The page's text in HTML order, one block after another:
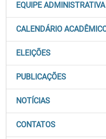
EQUIPE ADMINISTRATIVA
CALENDÁRIO
ELEIÇÕES
PUBLICAÇÕES
NOTÍCIAS
CONTATOS